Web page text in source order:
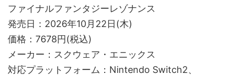
ファイナルファンタジーレゾナンス
発売日：2026年10月22日(木)
価格：7678円(税込)
メーカー：スクウェア・エニックス
対応プラットフォーム：Nintendo Switch2、